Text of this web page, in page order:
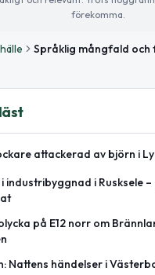
förekomma.
attackerad av björn i
industribyggnad i Rusksele
på E12 norr om
Nattens händelser i